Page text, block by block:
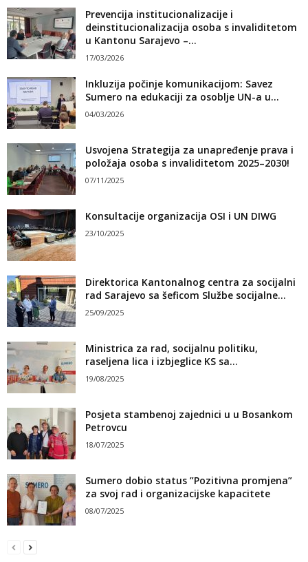
Prevencija institucionalizacije i
deinstitucionalizacija osoba s invaliditetom
u Kantonu Sarajevo –...
17/03/2026
Inkluzija počinje komunikacijom: Savez
Sumero na edukaciji za osoblje UN-a u...
04/03/2026
Usvojena Strategija za unapređenje prava i
položaja osoba s invaliditetom 2025–2030!
07/11/2025
Konsultacije organizacija OSI i UN DIWG
23/10/2025
Direktorica Kantonalnog centra za socijalni
rad Sarajevo sa šeficom Službe socijalne...
25/09/2025
Ministrica za rad, socijalnu politiku,
raseljena lica i izbjeglice KS sa...
19/08/2025
Posjeta stambenoj zajednici u u Bosankom
Petrovcu
18/07/2025
Sumero dobio status ”Pozitivna promjena”
za svoj rad i organizacijske kapacitete
08/07/2025